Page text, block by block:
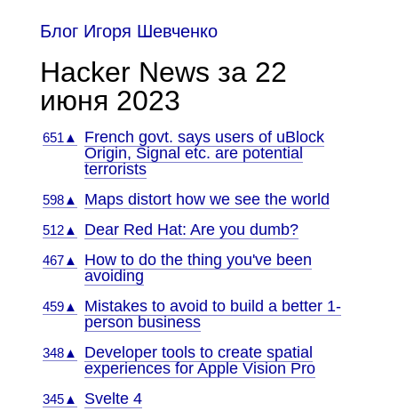
Блог Игоря Шевченко
Hacker News за 22
июня 2023
651▲
French govt. says users of uBlock
Origin, Signal etc. are potential
terrorists
598▲ Maps distort how we see the world
512▲ Dear Red Hat: Are you dumb?
467▲
How to do the thing you've been
avoiding
459▲
Mistakes to avoid to build a better 1-
person business
348▲
Developer tools to create spatial
experiences for Apple Vision Pro
345▲ Svelte 4